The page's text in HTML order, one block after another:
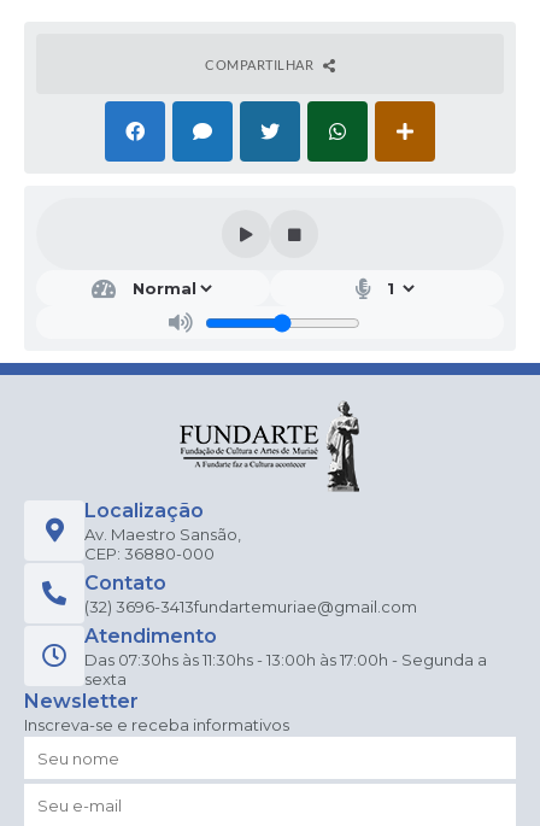
COMPARTILHAR
Localização
Av. Maestro Sansão,
CEP: 36880-000
Contato
(32) 3696-3413fundartemuriae@gmail.com
Atendimento
Das 07:30hs às 11:30hs - 13:00h às 17:00h - Segunda a
sexta
Newsletter
Inscreva-se e receba informativos